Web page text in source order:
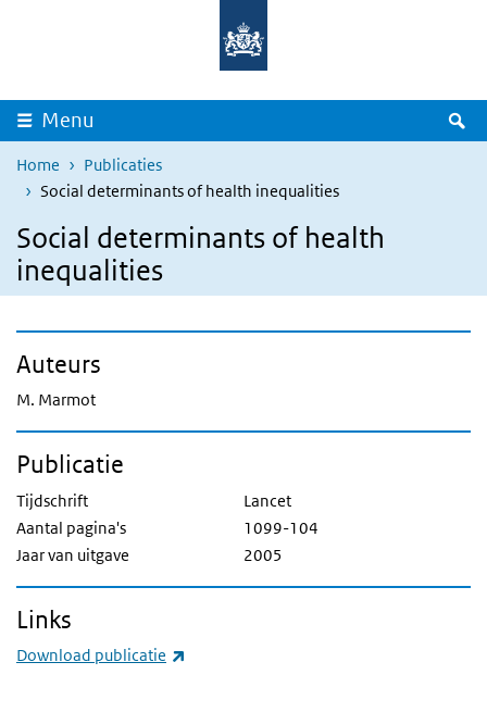
Overslaan en naar de inhoud gaan
Menu
Home
Publicaties
Social determinants of health inequalities
Social determinants of health
inequalities
Auteurs
M. Marmot
Publicatie
Tijdschrift
Lancet
Aantal pagina's
1099-104
Jaar van uitgave
2005
Links
Download publicatie